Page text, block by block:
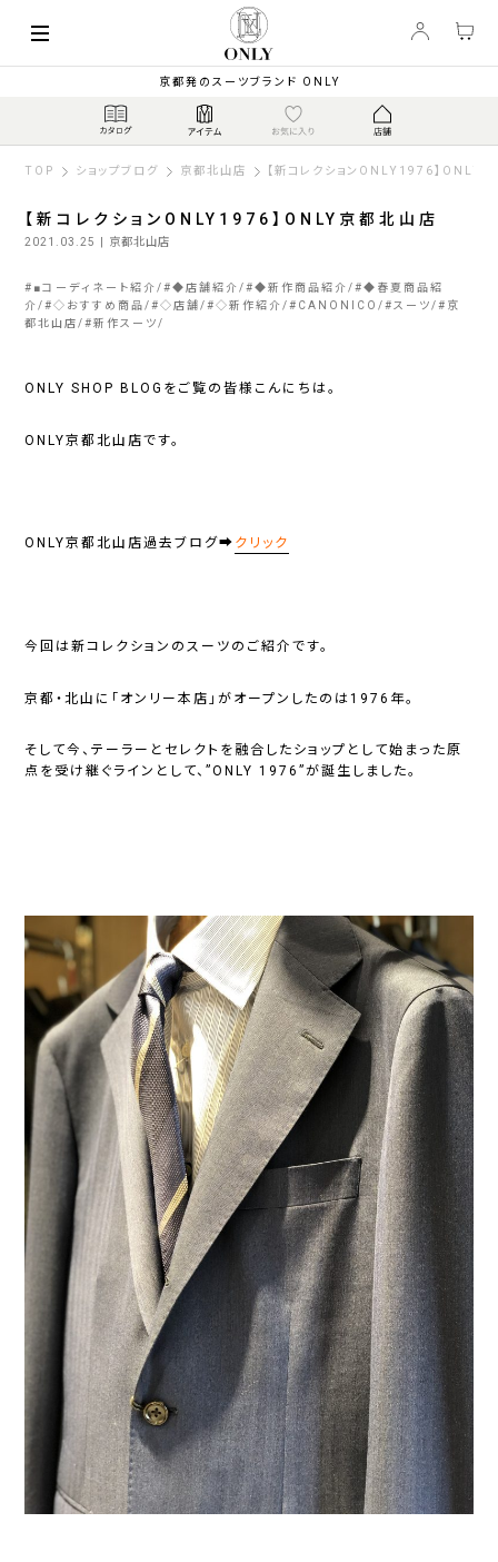
京都発のスーツブランド ONLY
TOP ショップブログ 京都北山店 【新コレクションONLY1976】ONLY
【新コレクションONLY1976】ONLY京都北山店
2021.03.25 | 京都北山店
# ■コーディネート紹介 #◆店舗紹介 #◆新作商品紹介 #◆春夏商品紹
介 #◇おすすめ商品 #◇店舗 #◇新作紹介 # CANONICO # スーツ # 京
都北山店 #新作スーツ
ONLY SHOP BLOGをご覧の皆様こんにちは。
ONLY京都北山店です。
ONLY京都北山店過去ブログ➡ クリック
今回は新コレクションのスーツのご紹介です。
京都・北山に「オンリー本店」がオープンしたのは1976年。
そして今、テーラーとセレクトを融合したショップとして始まった原
点を受け継ぐラインとして、”ONLY 1976”が誕生しました。